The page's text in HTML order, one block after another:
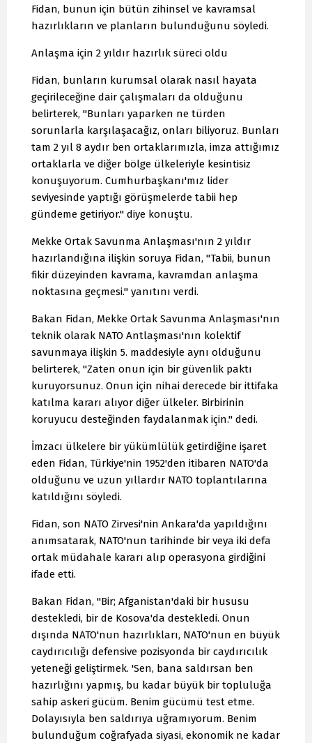
Fidan, bunun için bütün zihinsel ve kavramsal
hazırlıkların ve planların bulunduğunu söyledi.
Anlaşma için 2 yıldır hazırlık süreci oldu
Fidan, bunların kurumsal olarak nasıl hayata
geçirileceğine dair çalışmaları da olduğunu
belirterek, "Bunları yaparken ne türden
sorunlarla karşılaşacağız, onları biliyoruz. Bunları
tam 2 yıl 8 aydır ben ortaklarımızla, imza attığımız
ortaklarla ve diğer bölge ülkeleriyle kesintisiz
konuşuyorum. Cumhurbaşkanı'mız lider
seviyesinde yaptığı görüşmelerde tabii hep
gündeme getiriyor." diye konuştu.
Mekke Ortak Savunma Anlaşması'nın 2 yıldır
hazırlandığına ilişkin soruya Fidan, "Tabii, bunun
fikir düzeyinden kavrama, kavramdan anlaşma
noktasına geçmesi." yanıtını verdi.
Bakan Fidan, Mekke Ortak Savunma Anlaşması'nın
teknik olarak NATO Antlaşması'nın kolektif
savunmaya ilişkin 5. maddesiyle aynı olduğunu
belirterek, "Zaten onun için bir güvenlik paktı
kuruyorsunuz. Onun için nihai derecede bir ittifaka
katılma kararı alıyor diğer ülkeler. Birbirinin
koruyucu desteğinden faydalanmak için." dedi.
İmzacı ülkelere bir yükümlülük getirdiğine işaret
eden Fidan, Türkiye'nin 1952'den itibaren NATO'da
olduğunu ve uzun yıllardır NATO toplantılarına
katıldığını söyledi.
Fidan, son NATO Zirvesi'nin Ankara'da yapıldığını
anımsatarak, NATO'nun tarihinde bir veya iki defa
ortak müdahale kararı alıp operasyona girdiğini
ifade etti.
Bakan Fidan, "Bir; Afganistan'daki bir hususu
destekledi, bir de Kosova'da destekledi. Onun
dışında NATO'nun hazırlıkları, NATO'nun en büyük
caydırıcılığı defensive pozisyonda bir caydırıcılık
yeteneği geliştirmek. 'Sen, bana saldırsan ben
hazırlığını yapmış, bu kadar büyük bir topluluğa
sahip askeri gücüm. Benim gücümü test etme.
Dolayısıyla ben saldırıya uğramıyorum. Benim
bulunduğum coğrafyada siyasi, ekonomik ne kadar